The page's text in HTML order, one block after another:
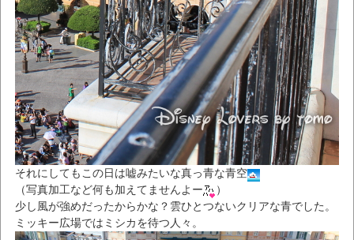
それにしてもこの日は嘘みたいな真っ青な青空
（写真加工など何も加えてませんよー
）
少し風が強めだったからかな？雲ひとつないクリアな青でした。
ミッキー広場ではミシカを待つ人々。